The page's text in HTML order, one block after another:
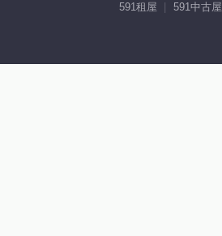
591租屋 591中古屋